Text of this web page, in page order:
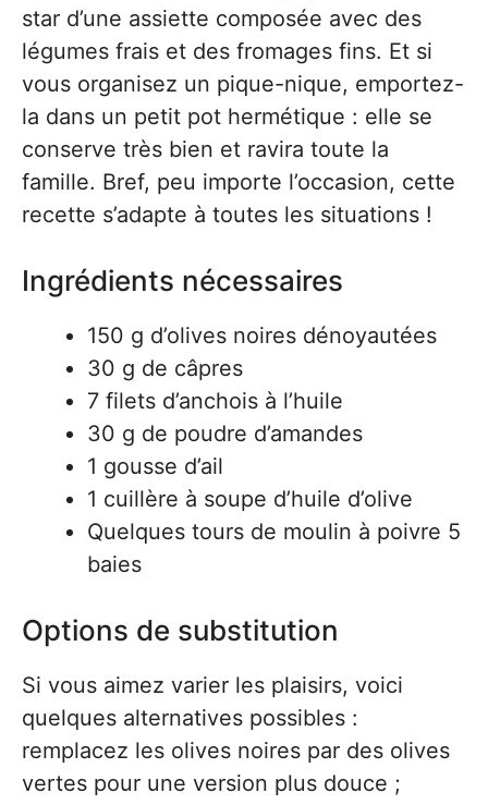
star d’une assiette composée avec des
légumes frais et des fromages fins. Et si
vous organisez un pique-nique, emportez-
la dans un petit pot hermétique : elle se
conserve très bien et ravira toute la
famille. Bref, peu importe l’occasion, cette
recette s’adapte à toutes les situations !
Ingrédients nécessaires
150 g d’olives noires dénoyautées
30 g de câpres
7 filets d’anchois à l’huile
30 g de poudre d’amandes
1 gousse d’ail
1 cuillère à soupe d’huile d’olive
Quelques tours de moulin à poivre 5
baies
Options de substitution
Si vous aimez varier les plaisirs, voici
quelques alternatives possibles :
remplacez les olives noires par des olives
vertes pour une version plus douce ;